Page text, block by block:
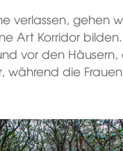
verlassen, gehen
Art Korridor
vor den
während die